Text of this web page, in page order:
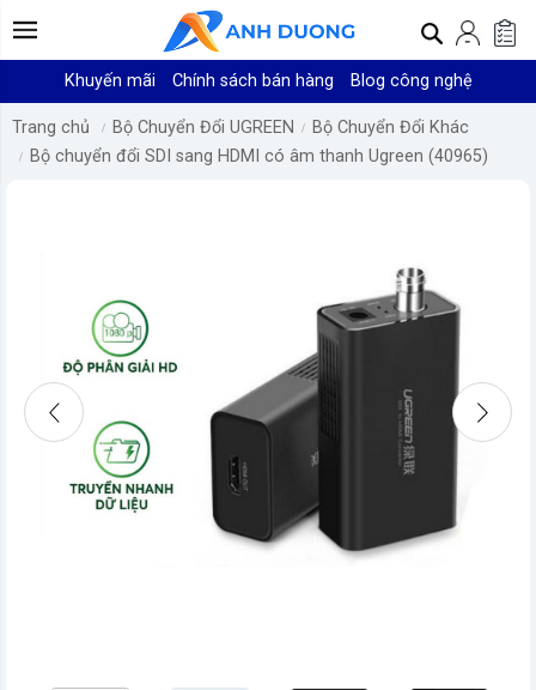
Khuyến mãi Chính sách bán hàng Blog công nghệ
Trang chủ Bộ Chuyển Đổi UGREEN
Bộ Chuyển Đổi Khác
Bộ chuyển đổi SDI sang HDMI có âm thanh Ugreen (40965)